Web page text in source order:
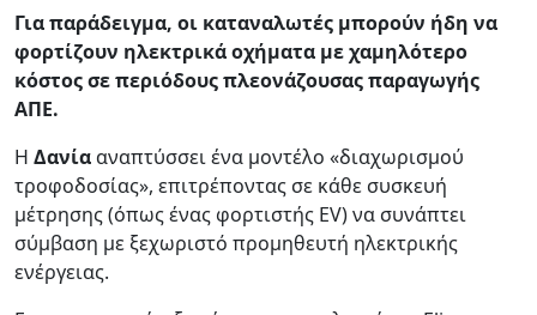
Για παράδειγμα, οι καταναλωτές μπορούν ήδη να
φορτίζουν ηλεκτρικά οχήματα με χαμηλότερο
κόστος σε περιόδους πλεονάζουσας παραγωγής
ΑΠΕ.
Η Δανίααναπτύσσει ένα μοντέλο «διαχωρισμού
τροφοδοσίας», επιτρέποντας σε κάθε συσκευή
μέτρησης (όπως ένας φορτιστής EV) να συνάπτει
σύμβαση με ξεχωριστό προμηθευτή ηλεκτρικής
ενέργειας.